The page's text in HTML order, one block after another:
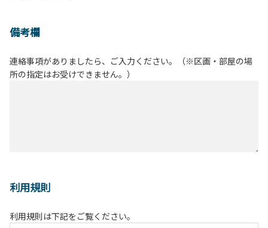
備考欄
連絡事項がありましたら、ご入力ください。（※区画・部屋の場
所の指定はお受けできません。）
利用規則
利用規則は下記をご覧ください。